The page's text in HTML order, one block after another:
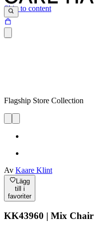
Skip to content
Flagship Store Collection
Av Kaare Klint
Lägg
till i
favoriter
KK43960 | Mix Chair